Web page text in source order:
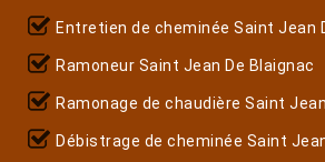
Entretien de cheminée Saint Jean
Ramoneur Saint Jean De Blaignac
Ramonage de chaudière Saint
Débistrage de cheminée Saint